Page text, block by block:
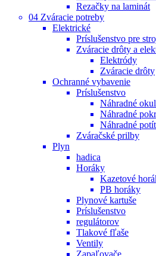
Rezačky na laminát
04 Zváracie potreby
Elektrické
Príslušenstvo pre
Zváracie drôty a
Elektródy
Zváracie drôty
Ochranné vybavenie
Príslušenstvo
Náhradné
Náhradné
Náhradné
Zváračské prilby
Plyn
hadica
Horáky
Kazetové
PB horáky
Plynové kartuše
Príslušenstvo
regulátorov
Tlakové fľaše
Ventily
Zapaľovače